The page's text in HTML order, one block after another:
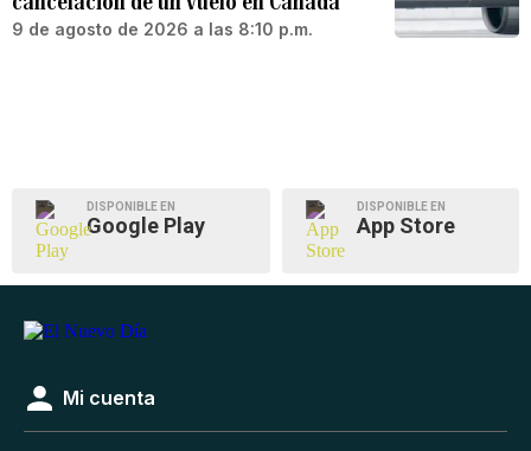
9 de agosto de 2026 a las 8:10 p.m.
DISPONIBLE EN
Google Play
DISPONIBLE EN
App Store
Mi cuenta